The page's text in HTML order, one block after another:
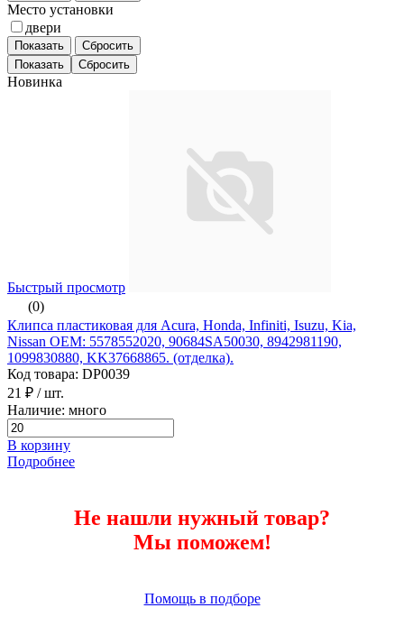
Место установки
двери
Показать Сбросить
Новинка
Быстрый просмотр
(0)
Клипса пластиковая для Acura, Honda, Infiniti, Isuzu, Kia,
Nissan ОЕМ: 5578552020, 90684SA50030, 8942981190,
1099830880, KK37668865. (отделка).
Код товара: DP0039
21 ₽ / шт.
Наличие: много
В корзину
Подробнее
Не нашли нужный товар?
Мы поможем!
Помощь в подборе